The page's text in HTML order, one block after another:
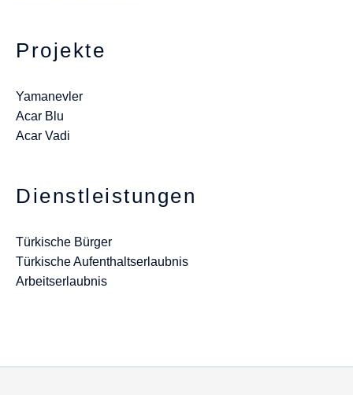
Projekte
Yamanevler
Acar Blu
Acar Vadi
Dienstleistungen
Türkische Bürger
Türkische Aufenthaltserlaubnis
Arbeitserlaubnis